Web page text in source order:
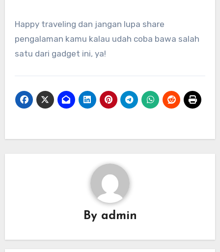
Happy traveling dan jangan lupa share
pengalaman kamu kalau udah coba bawa salah
satu dari gadget ini, ya!
By admin